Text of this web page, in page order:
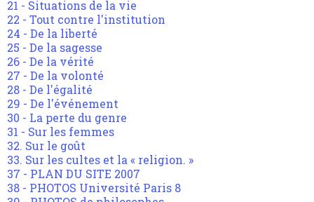
21 - Situations de la vie
22 - Tout contre l'institution
24 - De la liberté
25 - De la sagesse
26 - De la vérité
27 - De la volonté
28 - De l'égalité
29 - De l'événement
30 - La perte du genre
31 - Sur les femmes
32. Sur le goût
33. Sur les cultes et la « religion. »
37 - PLAN DU SITE 2007
38 - PHOTOS Université Paris 8